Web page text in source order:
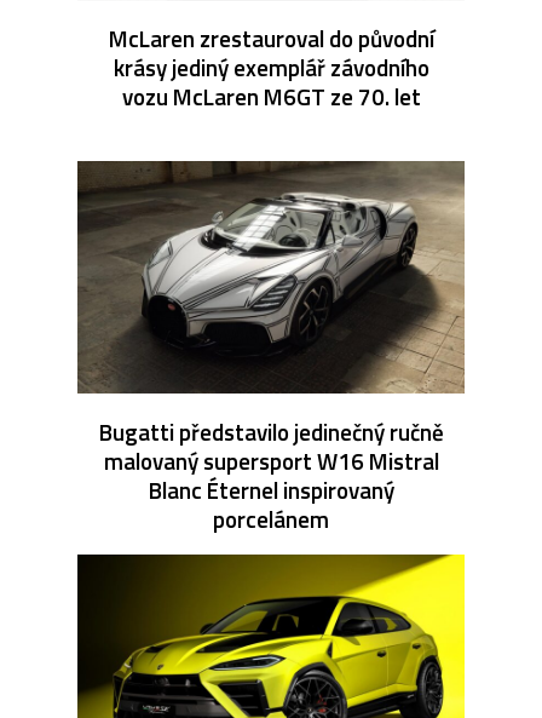
McLaren zrestauroval do původní
krásy jediný exemplář závodního
vozu McLaren M6GT ze 70. let
Bugatti představilo jedinečný ručně
malovaný supersport W16 Mistral
Blanc Éternel inspirovaný
porcelánem